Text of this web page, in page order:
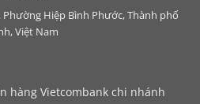
Phường Hiệp Bình Phước, Thành phố
Việt Nam
hàng Vietcombank chi nhánh